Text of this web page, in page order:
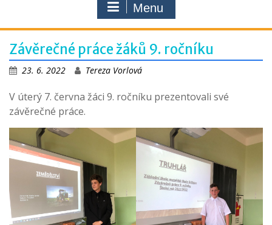
Menu
Závěrečné práce žáků 9. ročníku
23. 6. 2022 Tereza Vorlová
V úterý 7. června žáci 9. ročníku prezentovali své
závěrečné práce.